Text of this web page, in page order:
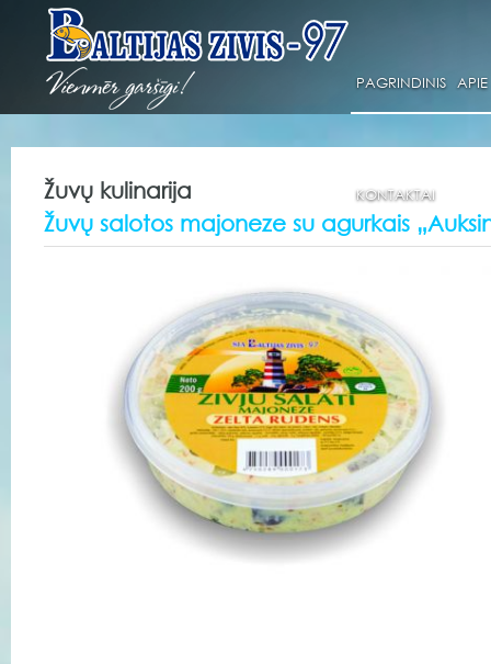
PAGRINDINIS
KONTAKTAI
Žuvų kulinarija
Žuvų salotos majoneze su agurkais